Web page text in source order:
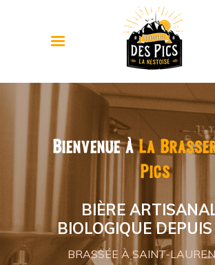
Bienvenue àLa
Pics
BIÈRE
BIOLOGIQUE
BRASSÉE À SAINT-